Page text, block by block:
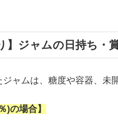
】ジャムの日持ち・
ャムは、糖度や容器、未
)の場合】